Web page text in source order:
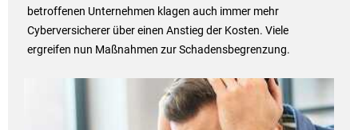
betroffenen Unternehmen klagen auch immer mehr
Cyberversicherer über einen Anstieg der Kosten. Viele
ergreifen nun Maßnahmen zur Schadensbegrenzung.